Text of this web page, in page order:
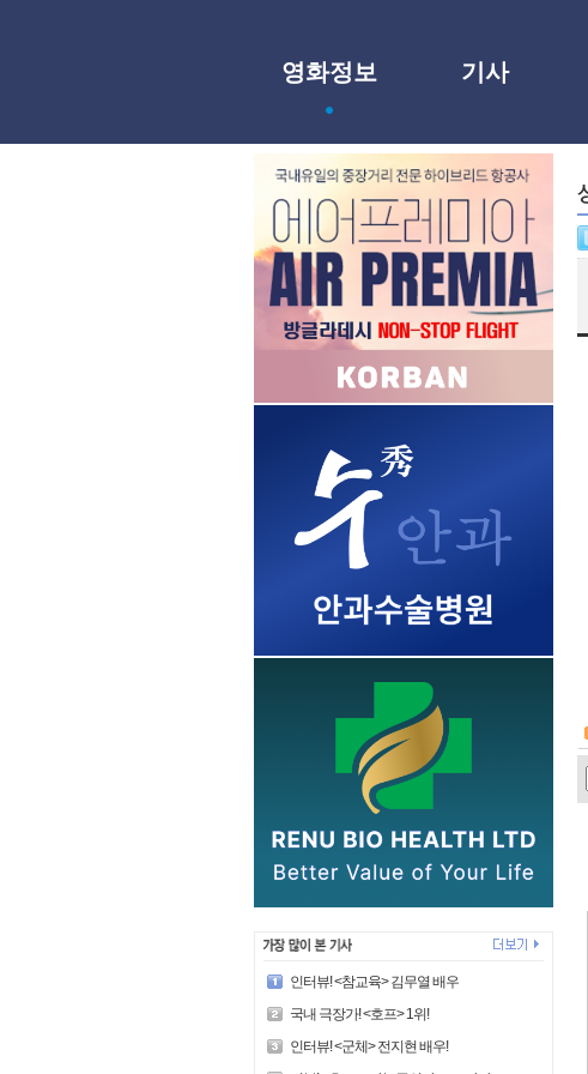
영화정보 기사
인터뷰! <참교육> 김무열 배우
국내 극장가! <호프> 1위!
인터뷰! <군체> 전지현 배우!